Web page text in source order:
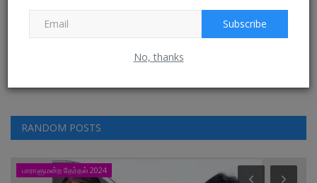
Subscribe
No, thanks
Aug 4, 2026 0
RANDOM POSTS
பாராளுமன்ற தேர்தல் 2024